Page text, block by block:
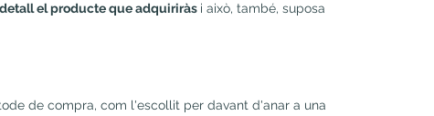
el producte que adquiriràs i això, també, suposa
de compra, com l'escollit per davant d'anar a una